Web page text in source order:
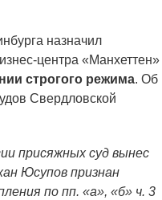
назначил
центра «Манхеттен»
строгого режима. Об
Свердловской
присяжных суд вынес
Юсупов признан
по пп. «а», «б» ч. 3